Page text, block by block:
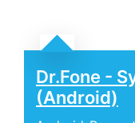
Dr.Fone -
(Android)